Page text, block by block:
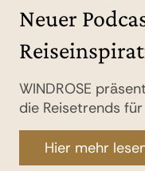
Neuer
WINDROSE
die Reisetrends
Hier mehr